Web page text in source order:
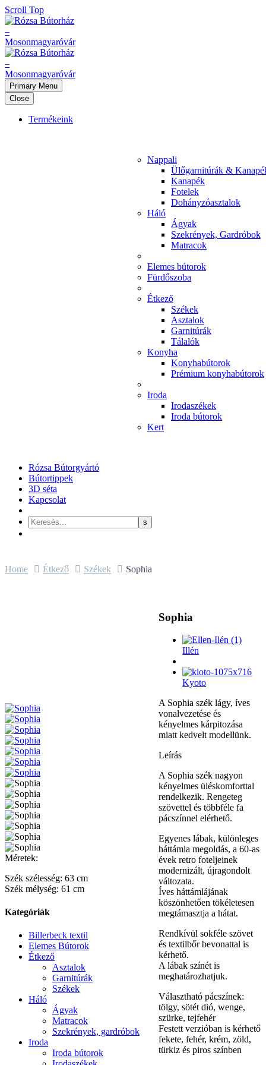
Scroll Top
Primary Menu
Close
Termékeink
Nappali
Ülőgarnitúrák &
Kanapék
Fotelek
Dohányzóasztalok
Háló
Ágyak
Szekrények, Gardróbok
Matracok
Elemes bútorok
Fürdőszoba
Étkező
Székek
Asztalok
Garnitúrák
Tálalók
Konyha
Konyhabútorok
Prémium konyhabútorok
Iroda
Irodaszékek
Iroda bútorok
Kert
Rózsa Bútorgyártó
Bútortippek
3D séta
Kapcsolat
Home Étkező Székek Sophia
Sophia
Illén
Kyoto
A Sophia szék lágy, íves
vonalvezetése és
kényelmes kárpitozása
miatt kedvelt modellünk.
Leírás
A Sophia szék nagyon
kényelmes üléskomforttal
rendelkezik. Rengeteg
szövettel és többféle fa
pácszínnel elérhető.
Egyenes lábak, különleges
háttámla megoldás, a 60-as
évek retro foteljeinek
modernizált, újragondolt
változata.
Íves háttámlájának
köszönhetően tökéletesen
megtámasztja a hátat.
Rendkívül sokféle szövet
és textilbőr bevonattal is
kérhető.
A lábak színét is
meghatározhatjuk.
Választható pácszínek:
tölgy, sötét dió, wenge,
szürke, tejfehér
Festett verzióban is kérhető
fekete, fehér, krém, zöld,
türkiz és piros színben
Méretek:
Szék szélesség: 63 cm
Szék mélység: 61 cm
Kategóriák
Billerbeck textil
Elemes Bútorok
Étkező
Asztalok
Garnitúrák
Székek
Háló
Ágyak
Matracok
Szekrények, gardróbok
Iroda
Iroda bútorok